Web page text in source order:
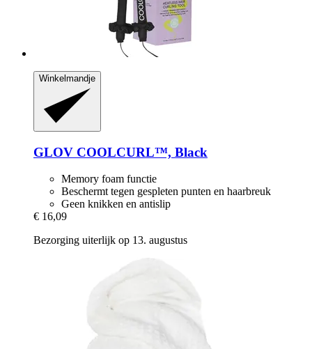
Winkelmandje
GLOV COOLCURL™, Black
Memory foam functie
Beschermt tegen gespleten punten en haarbreuk
Geen knikken en antislip
€ 16,09
Bezorging uiterlijk op 13. augustus